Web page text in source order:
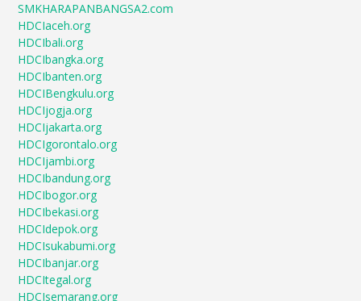
SMKHARAPANBANGSA2.com
HDCIaceh.org
HDCIbali.org
HDCIbangka.org
HDCIbanten.org
HDCIBengkulu.org
HDCIjogja.org
HDCIjakarta.org
HDCIgorontalo.org
HDCIjambi.org
HDCIbandung.org
HDCIbogor.org
HDCIbekasi.org
HDCIdepok.org
HDCIsukabumi.org
HDCIbanjar.org
HDCItegal.org
HDCIsemarang.org